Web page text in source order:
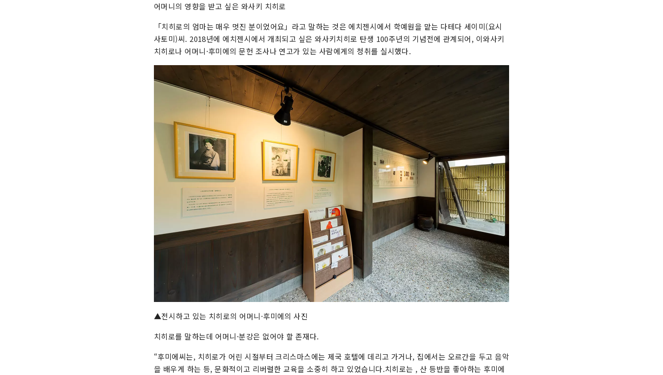
어머니의 영향을 받고 싶은 와사키 치히로
「치히로의 엄마는 매우 멋진 분이었어요」라고 말하는 것은 에치젠시에서 학예원을 맡는 다테다 세이미(요시
사토미)씨. 2018년에 에치젠시에서 개최되고 싶은 와사키치히로 탄생 100주년의 기념전에 관계되어, 이와사키
치히로나 어머니·후미에의 문헌 조사나 연고가 있는 사람에게의 청취를 실시했다.
▲전시하고 있는 치히로의 어머니·후미에의 사진
치히로를 말하는데 어머니·분강은 없어야 할 존재다.
“후미에씨는, 치히로가 어린 시절부터 크리스마스에는 제국 호텔에 데리고 가거나, 집에서는 오르간을 두고 음악
을 배우게 하는 등, 문화적이고 리버럴한 교육을 소중히 하고 있었습니다.치히로는 , 산 등반을 좋아하는 후미에